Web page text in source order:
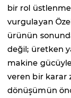
bir rol
vurgulayan
ürünün
değil; üretken
makine
veren bir karar
dönüşümün